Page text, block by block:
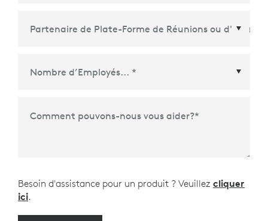
d'Écosystème
Comment pouvons-nous vous aider?*
Besoin d'assistance pour un produit ? Veuillez cliquer
ici.